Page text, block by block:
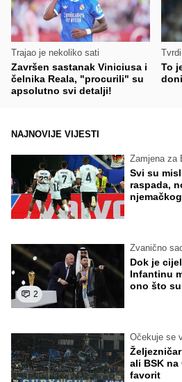
Trajao je nekoliko sati
Završen sastanak Viniciusa i
čelnika Reala, "procurili" su
apsolutno svi detalji!
To
NAJNOVIJE VIJESTI
Zamjena za
Svi su
raspada,
2
Zvanično
Dok je
Infantinu
ono što
Očekuje se
ali BSK
favorit